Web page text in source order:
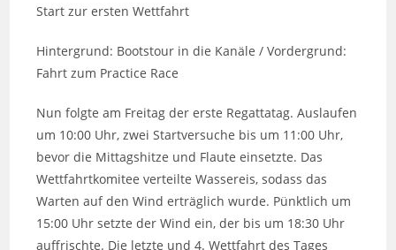
Start zur ersten Wettfahrt
Hintergrund: Bootstour in die Kanäle / Vordergrund:
Fahrt zum Practice Race
Nun folgte am Freitag der erste Regattatag. Auslaufen
um 10:00 Uhr, zwei Startversuche bis um 11:00 Uhr,
bevor die Mittagshitze und Flaute einsetzte. Das
Wettfahrtkomitee verteilte Wassereis, sodass das
Warten auf den Wind erträglich wurde. Pünktlich um
15:00 Uhr setzte der Wind ein, der bis um 18:30 Uhr
auffrischte. Die letzte und 4. Wettfahrt des Tages